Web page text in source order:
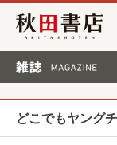
秋田書店
どこでもヤング